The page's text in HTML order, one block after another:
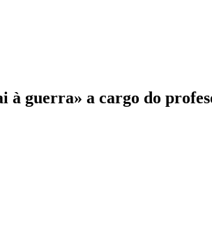
guerra» a cargo do